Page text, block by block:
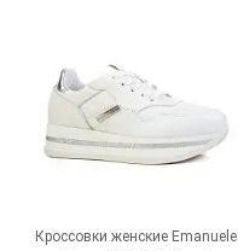
Кроссовки женские Emanuele